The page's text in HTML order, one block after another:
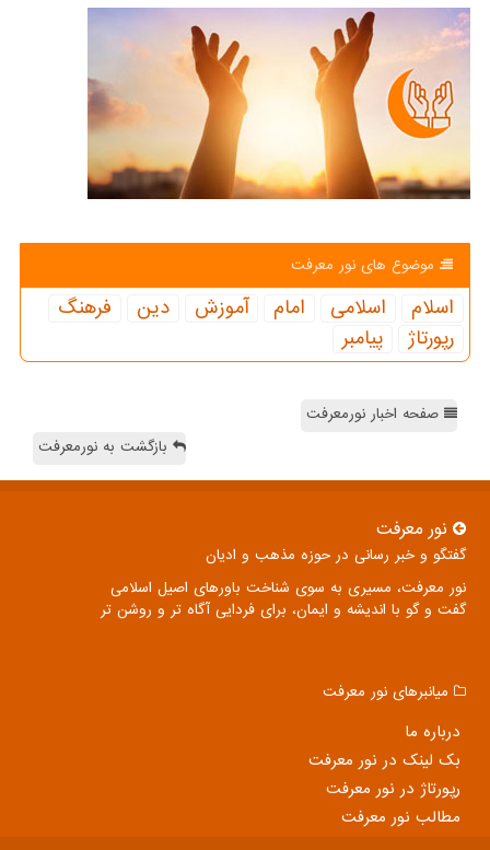
موضوع های نور معرفت
اسلام اسلامی امام آموزش دین
فرهنگ
رپورتاژ
پیامبر
صفحه اخبار نورمعرفت
بازگشت به نورمعرفت
نور معرفت
گفتگو و خبر رسانی در حوزه مذهب و ادیان
نور معرفت، مسیری به سوی شناخت باورهای اصیل اسلامی
گفت و گو با اندیشه و ایمان، برای فردایی آگاه تر و روشن تر
میانبرهای نور معرفت
درباره ما
بک لینک در نور معرفت
رپورتاژ در نور معرفت
مطالب نور معرفت